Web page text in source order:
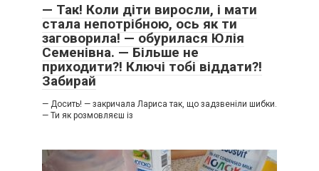
— Так! Коли діти виросли, і мати
стала непотрібною, ось як ти
заговорила! — обурилася Юлія
Семенівна. — Більше не
приходити?! Ключі тобі віддати?!
Забирай
— Досить! — закричала Лариса так, що задзвеніли шибки.
— Ти як розмовляєш із